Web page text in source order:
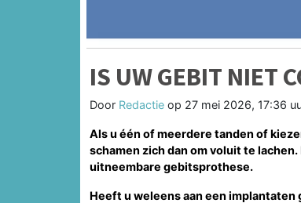
IS UW GEBIT NIET
Door Redactie op 27 mei 2026, 17:36
Als u één of meerdere tanden of
schamen zich dan om voluit te
uitneembare gebitsprothese.
Heeft u weleens aan een implantaten